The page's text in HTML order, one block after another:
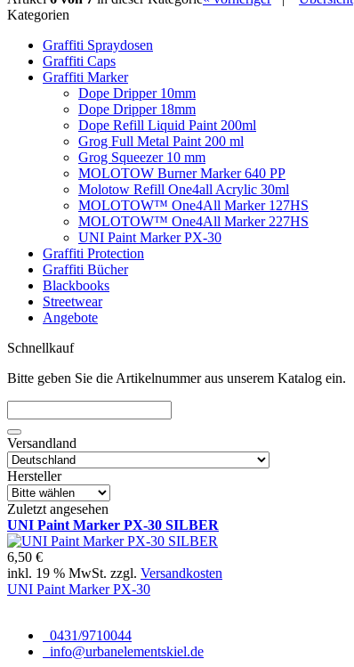
Kategorien
Graffiti Spraydosen
Graffiti Caps
Graffiti Marker
Dope Dripper 10mm
Dope Dripper 18mm
Dope Refill Liquid Paint 200ml
Grog Full Metal Paint 200 ml
Grog Squeezer 10 mm
MOLOTOW Burner Marker 640 PP
Molotow Refill One4all Acrylic 30ml
MOLOTOW™ One4All Marker 127HS
MOLOTOW™ One4All Marker 227HS
UNI Paint Marker PX-30
Graffiti Protection
Graffiti Bücher
Blackbooks
Streetwear
Angebote
Schnellkauf
Bitte geben Sie die Artikelnummer aus unserem Katalog ein.
Versandland
Hersteller
Zuletzt angesehen
UNI Paint Marker PX-30 SILBER
6,50 €
inkl. 19 % MwSt. zzgl. Versandkosten
UNI Paint Marker PX-30
0431/9710044
info@urbanelementskiel.de